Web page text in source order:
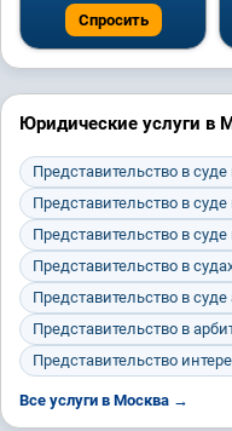
Спросить
Юридические услуги в
Представительство в
Представительство в
Представительство в
Представительство в
Представительство в
Представительство в
Представительство
Все услуги в Москва →